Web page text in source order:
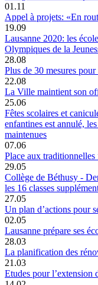
01.11
Appel à projets: «En
19.09
Lausanne 2020: les
Olympiques de la
28.08
Plus de 30 mesures
22.08
La Ville maintient son
25.06
Fêtes scolaires et
enfantines est annulé,
maintenues
07.06
Place aux traditionnelles
29.05
Collège de Béthusy -
les 16 classes
27.05
Un plan d’actions pour
02.05
Lausanne prépare ses
28.03
La planification des
21.03
Etudes pour l’extension